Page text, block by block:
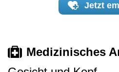
Jetzt
Medizinisches